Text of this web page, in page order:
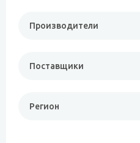
Производители
Поставщики
Регион